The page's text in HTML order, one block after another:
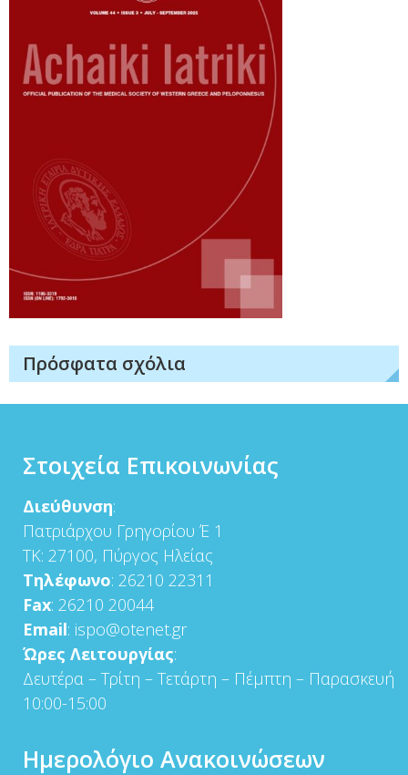
Πρόσφατα σχόλια
Στοιχεία Επικοινωνίας
Διεύθυνση:
Πατριάρχου Γρηγορίου Έ 1
ΤΚ: 27100, Πύργος Ηλείας
Τηλέφωνο: 26210 22311
Fax: 26210 20044
Email: ispo@otenet.gr
Ώρες Λειτουργίας:
Δευτέρα – Τρίτη – Τετάρτη – Πέμπτη – Παρασκευή
10:00-15:00
Ημερολόγιο Ανακοινώσεων